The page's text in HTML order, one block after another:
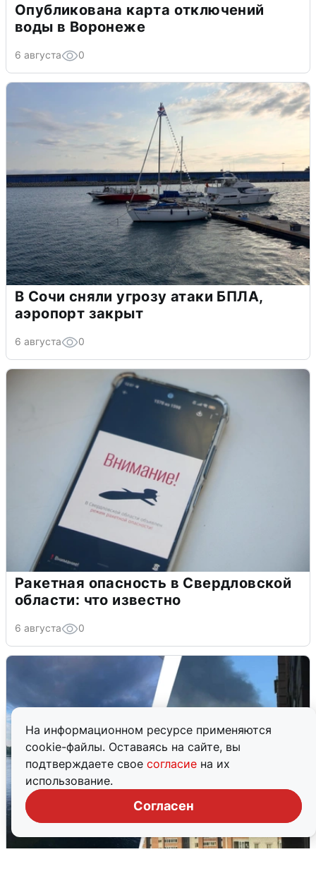
На информационном ресурсе применяются
cookie-файлы. Оставаясь на сайте, вы
подтверждаете свое согласие на их
использование.
Согласен
Опубликована карта отключений
воды в Воронеже
6 августа 0
В Сочи сняли угрозу атаки БПЛА,
аэропорт закрыт
6 августа 0
Ракетная опасность в Свердловской
области: что известно
6 августа 0